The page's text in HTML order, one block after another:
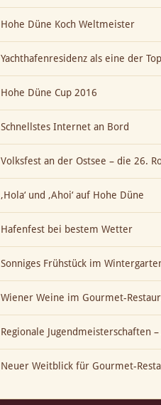
Hohe Düne Koch Weltmeister
Yachthafenresidenz als eine der
Hohe Düne Cup 2016
Schnellstes Internet an Bord
Volksfest an der Ostsee – die 26.
‚Hola‘ und ‚Ahoi‘ auf Hohe Düne
Hafenfest bei bestem Wetter
Sonniges Frühstück im
Wiener Weine im Gourmet-
Regionale Jugendmeisterschaften
Neuer Weitblick für Gourmet-